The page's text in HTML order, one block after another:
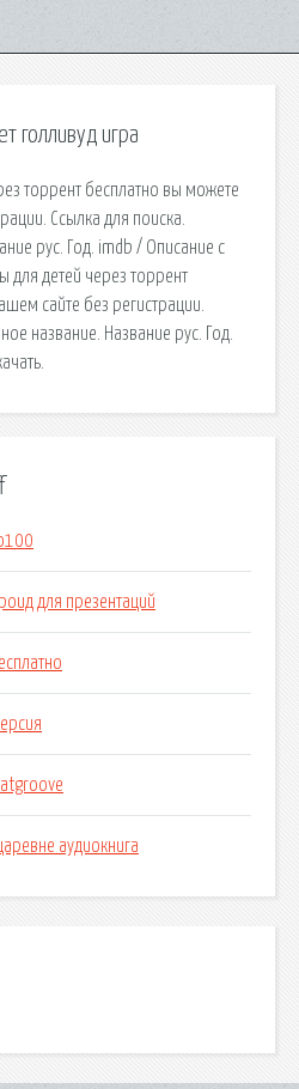
голливуд игра
торрент бесплатно вы можете
Ссылка для поиска.
рус. Год. imdb / Описание с
для детей через торрент
сайте без регистрации.
название. Название рус. Год.
для презентаций
аудиокнига